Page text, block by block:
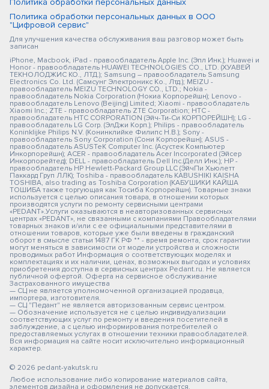
Политика обработки персональных данных
Политика обработки персональных данных в ООО
"Цифровой сервис"
Для улучшения качества обслуживания ваш разговор может быть
записан
iPhone, Macbook, iPad - правообладатель Apple Inc. (Эпл Инк.); Huawei и
Honor - правообладатель HUAWEI TECHNOLOGIES CO., LTD. (ХУАВЕЙ
ТЕКНОЛОДЖИС КО., ЛТД.); Samsung – правообладатель Samsung
Electronics Co. Ltd. (Самсунг Электроникс Ко., Лтд.); MEIZU -
правообладатель MEIZU TECHNOLOGY CO., LTD.; Nokia -
правообладатель Nokia Corporation (Нокиа Корпорейшн); Lenovo -
правообладатель Lenovo (Beijing) Limited; Xiaomi - правообладатель
Xiaomi Inc.; ZTE - правообладатель ZTE Corporation; HTC -
правообладатель HTC CORPORATION (Эйч-Ти-Си КОРПОРЕЙШН); LG -
правообладатель LG Corp. (ЭлДжи Корп.); Philips - правообладатель
Koninklijke Philips N.V. (Конинклийке Филипс Н.В.); Sony -
правообладатель Sony Corporation (Сони Корпорейшн); ASUS -
правообладатель ASUSTeK Computer Inc. (Асустек Компьютер
Инкорпорейшн); ACER - правообладатель Acer Incorporated (Эйсер
Инкорпорейтед); DELL - правообладатель Dell Inc.(Делл Инк.); HP -
правообладатель HP Hewlett-Packard Group LLC (ЭйчПи Хьюлетт
Паккард Груп ЛЛК); Toshiba - правообладатель KABUSHIKI KAISHA
TOSHIBA, also trading as Toshiba Corporation (КАБУШИКИ КАЙША
ТОШИБА также торгующая как Тосиба Корпорейшн). Товарные знаки
используется с целью описания товара, в отношении которых
производятся услуги по ремонту сервисными центрами
«PEDANT».Услуги оказываются в неавторизованных сервисных
центрах «PEDANT», не связанными с компаниями Правообладателями
товарных знаков и/или с ее официальными представителями в
отношении товаров, которые уже были введены в гражданский
оборот в смысле статьи 1487 ГК РФ ** - время ремонта, срок гарантии
могут меняться в зависимости от модели устройства и сложности
проводимых работ Информация о соответствующих моделях и
комплектациях и их наличии, ценах, возможных выгодах и условиях
приобретения доступна в сервисных центрах Pedant.ru. Не является
публичной офертой. Оферта на сервисное обслуживание
Застрахованного имущества
— СЦ не является уполномоченной организацией продавца,
импортера, изготовителя.
— СЦ "Педант" не является авторизованным сервис центром.
— Обозначение используется не с целью индивидуализации
соответствующих услуг по ремонту и введения посетителей в
заблуждение, а с целью информирования потребителей о
предоставляемых услугах в отношении техники правообладателей.
Вся информация на сайте носит исключительно информационный
характер.
© 2026 pedant-yakutsk.ru
Любое использование либо копирование материалов сайта,
элементов дизайна и оформления не допускается.